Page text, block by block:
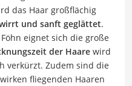
das Haar großflächig
und sanft geglättet.
eignet sich die große
der Haare wird
verkürzt. Zudem sind die
fliegenden Haaren